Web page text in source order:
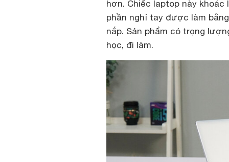
hơn. Chiếc laptop này khoác
phần nghỉ tay được làm
nắp. Sản phẩm có trọng
học, đi làm.